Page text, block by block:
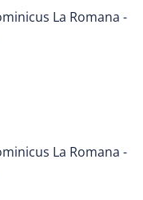
La Romana -
La Romana -